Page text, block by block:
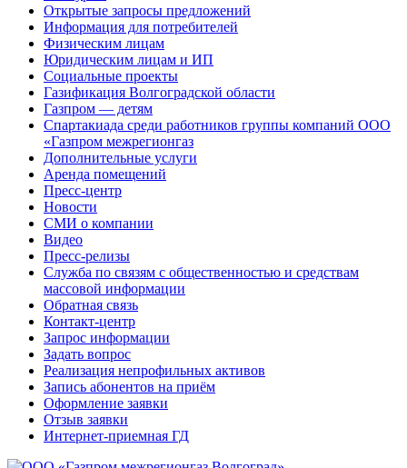
Открытые запросы предложений
Информация для потребителей
Физическим лицам
Юридическим лицам и ИП
Социальные проекты
Газификация Волгоградской области
Газпром — детям
Спартакиада среди работников группы компаний ООО
«Газпром межрегионгаз
Дополнительные услуги
Аренда помещений
Пресс-центр
Новости
СМИ о компании
Видео
Пресс-релизы
Служба по связям с общественностью и средствам
массовой информации
Обратная связь
Контакт-центр
Запрос информации
Задать вопрос
Реализация непрофильных активов
Запись абонентов на приём
Оформление заявки
Отзыв заявки
Интернет-приемная ГД